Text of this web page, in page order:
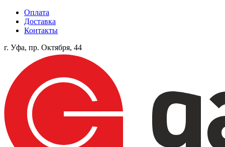
Оплата
Доставка
Контакты
г. Уфа, пр. Октября, 44